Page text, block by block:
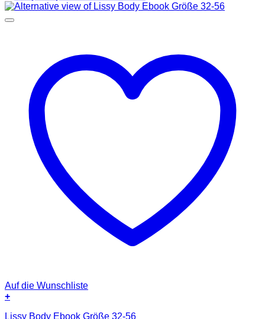
Auf die Wunschliste
+
Lissy Body Ebook Größe 32-56